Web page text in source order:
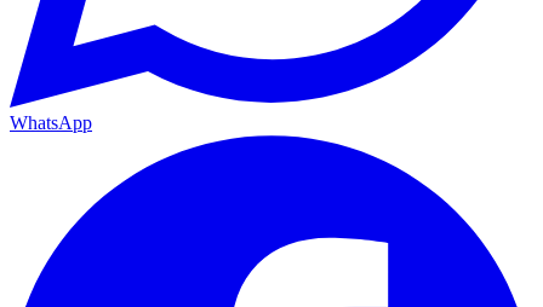
WhatsApp